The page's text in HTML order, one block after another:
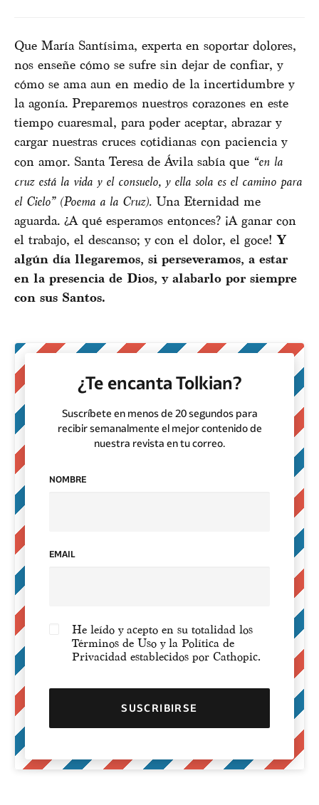
Que María Santísima, experta en soportar dolores,
nos enseñe cómo se sufre sin dejar de confiar, y
cómo se ama aun en medio de la incertidumbre y
la agonía. Preparemos nuestros corazones en este
tiempo cuaresmal, para poder aceptar, abrazar y
cargar nuestras cruces cotidianas con paciencia y
con amor. Santa Teresa de Ávila sabía que “en la
cruz está la vida y el consuelo, y ella sola es el camino para
el Cielo” (Poema a la Cruz). Una Eternidad me
aguarda. ¿A qué esperamos entonces? ¡A ganar con
el trabajo, el descanso; y con el dolor, el goce!Y
algún día llegaremos, si perseveramos, a estar
en la presencia de Dios, y alabarlo por siempre
con sus Santos.
¿Te encanta Tolkian?
Suscríbete en menos de 20 segundos para
recibir semanalmente el mejor contenido de
nuestra revista en tu correo.
NOMBRE
EMAIL
He leído y acepto en su totalidad los
Términos de Uso y la Política de
Privacidad establecidos por Cathopic.